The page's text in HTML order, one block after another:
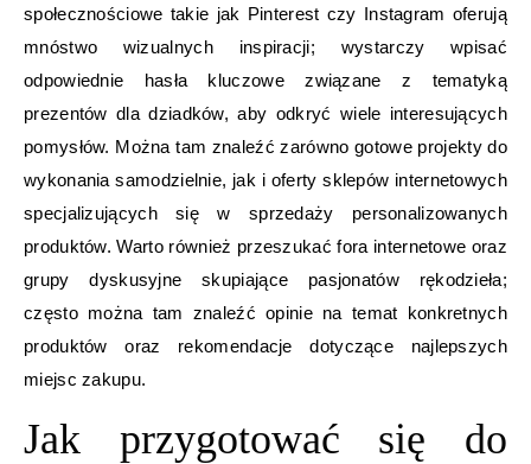
społecznościowe takie jak Pinterest czy Instagram oferują
mnóstwo wizualnych inspiracji; wystarczy wpisać
odpowiednie hasła kluczowe związane z tematyką
prezentów dla dziadków, aby odkryć wiele interesujących
pomysłów. Można tam znaleźć zarówno gotowe projekty do
wykonania samodzielnie, jak i oferty sklepów internetowych
specjalizujących się w sprzedaży personalizowanych
produktów. Warto również przeszukać fora internetowe oraz
grupy dyskusyjne skupiające pasjonatów rękodzieła;
często można tam znaleźć opinie na temat konkretnych
produktów oraz rekomendacje dotyczące najlepszych
miejsc zakupu.
Jak przygotować się do